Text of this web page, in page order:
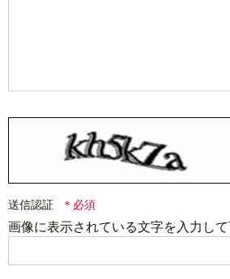
送信認証
画像に表示されている文字を入力し